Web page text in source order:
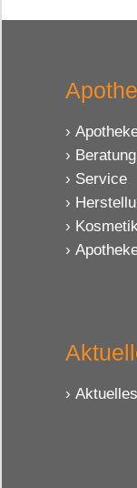
Beratung
Service
Aktuelles